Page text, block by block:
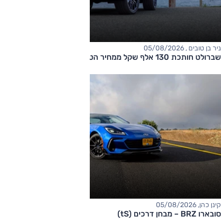
ניר בן טובים , 05/08/2026
שברולט חותכת 130 אלף שקל ממחיר הטאהו
קינן כהן, 05/08/2026
סובארו BRZ – מבחן דרכים (tS)